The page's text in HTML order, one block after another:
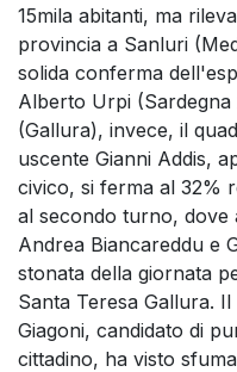
15mila abitanti, ma
provincia a Sanluri
solida conferma
Alberto Urpi (Sardegna
(Gallura), invece, il
uscente Gianni Addis,
civico, si ferma al 32%
al secondo turno,
Andrea Biancareddu e
stonata della giornata
Santa Teresa Gallura.
Giagoni, candidato di
cittadino, ha visto